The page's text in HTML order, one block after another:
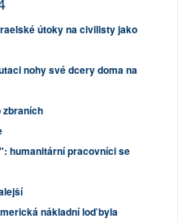
útoky na civilisty jako
nohy své dcery doma na
zbraních
humanitární pracovníci se
nákladní loď byla